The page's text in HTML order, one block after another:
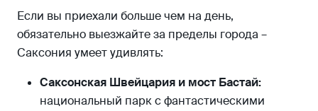
Если вы приехали больше чем на день,
обязательно выезжайте за пределы города –
Саксония умеет удивлять:
Саксонская Швейцария и мост Бастай:
национальный парк с фантастическими